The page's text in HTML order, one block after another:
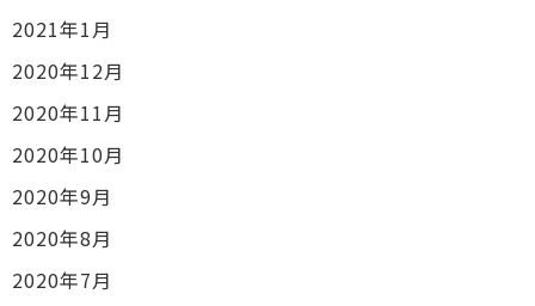
2021年1月
2020年12月
2020年11月
2020年10月
2020年9月
2020年8月
2020年7月